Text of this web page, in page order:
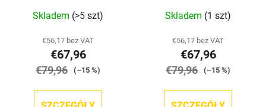
Skladem (>5 szt)
€56,17 bez VAT
€67,96
€79,96 (–15 %)
Skladem (1 szt)
€56,17 bez VAT
€67,96
€79,96 (–15 %)